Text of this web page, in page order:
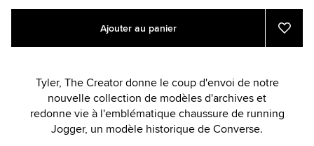
Add
cart
Product
Ajouter au panier
aux
Tyler, The Creator donne le coup d'envoi de notre
nouvelle collection de modèles d'archives et
redonne vie à l'emblématique chaussure de running
Jogger, un modèle historique de Converse.